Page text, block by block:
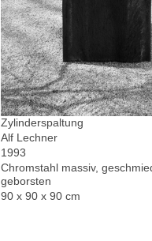
Zylinderspaltung
Alf Lechner
1993
Chromstahl massiv,
geborsten
90 x 90 x 90 cm